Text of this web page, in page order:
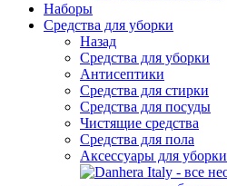
Наборы
Средства для уборки
Назад
Средства для уборки
Антисептики
Средства для стирки
Средства для посуды
Чистящие средства
Средства для пола
Аксессуары для уборки